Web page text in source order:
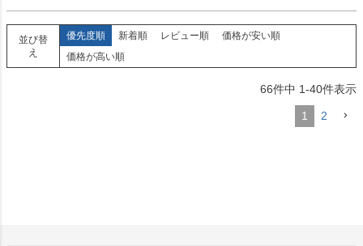
並び替
え
優先度順 新着順 レビュー順
価格が安い順
価格が高い順
66件中 1-40件表示
1 2